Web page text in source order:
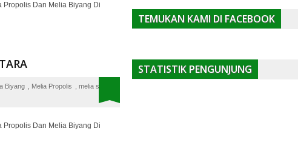
Propolis Dan Melia Biyang Di
Biyang Melia Propolis
melia sehat
Propolis Dan Melia Biyang Di
TEMUKAN KAMI DI FACEBOOK
STATISTIK PENGUNJUNG